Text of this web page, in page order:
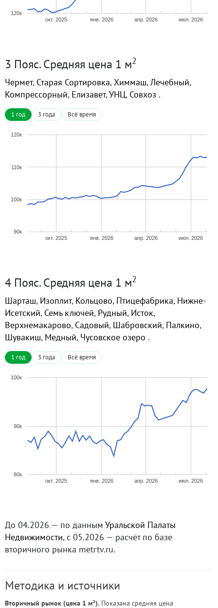
окт. 2025 янв. 2026 апр. 2026 июл. 2026
120к
3 Пояс. Средняя цена 1 м2
Чермет, Старая Сортировка,Химмаш,Лечебный,
Компрессорный, Елизавет,УНЦ, Совхоз .
1 год 3 года Всё время
окт. 2025 янв. 2026 апр. 2026 июл. 2026
90к
100к
110к
120к
4 Пояс. Средняя цена 1 м2
Шарташ, Изоплит, Кольцово, Птицефабрика, Нижне-
Исетский, Семь ключей, Рудный, Исток,
Верхнемакарово, Садовый, Шабровский, Палкино,
Шувакиш, Медный, Чусовское озеро .
1 год 3 года Всё время
окт. 2025 янв. 2026 апр. 2026 июл. 2026
80к
90к
100к
До 04.2026 — по данным Уральской Палаты
Недвижимости, с 05.2026 — расчёт по базе
вторичного рынка metrtv.ru.
Методика и источники
Вторичный рынок (цена 1 м²). Показана средняя цена